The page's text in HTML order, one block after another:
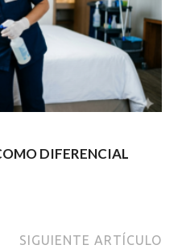
DIFERENCIAL
SIGUIENTE ARTÍCULO